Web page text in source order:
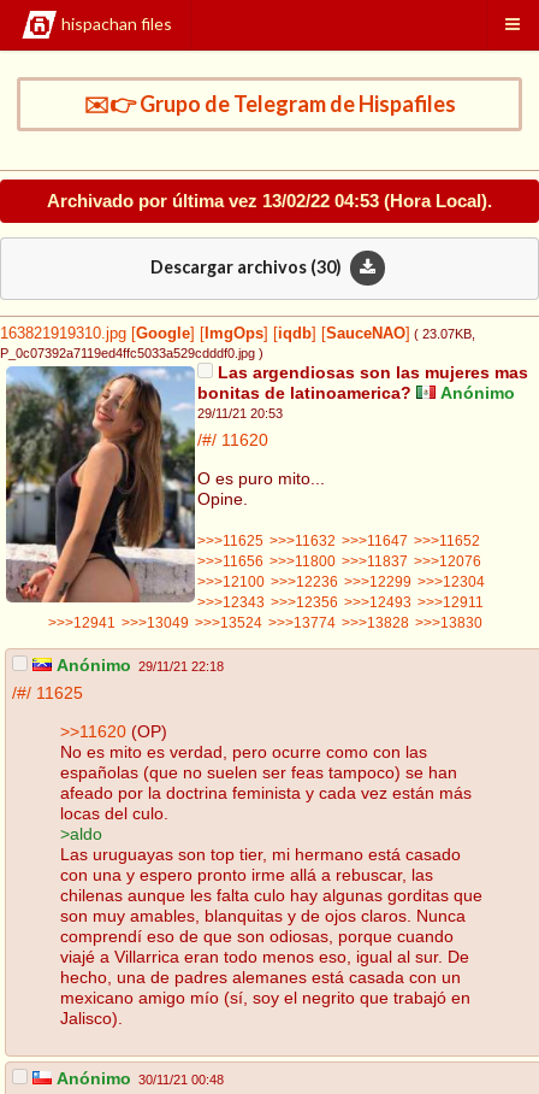
hispachan files
✉️👉 Grupo de Telegram de Hispafiles
Archivado por última vez 13/02/22 04:53 (Hora Local).
Descargar archivos (30)
163821919310.jpg Google ImgOps iqdb SauceNAO ( 23.07KB
P_0c07392a7119ed4ffc5033a529cdddf0.jpg )
Las argendiosas son las mujeres mas
bonitas de latinoamerica?
Anónimo
29/11/21 20:53
/#/ 11620
O es puro mito...
Opine.
>>>11625 >>>11632 >>>11647 >>>11652
>>>11656 >>>11800 >>>11837 >>>12076
>>>12100 >>>12236 >>>12299 >>>12304
>>>12343 >>>12356 >>>12493 >>>12911
>>>12941
>>>13049 >>>13524 >>>13774 >>>13828 >>>13830
Anónimo 29/11/21 22:18
/#/ 11625
>>11620 (OP)
No es mito es verdad, pero ocurre como con las
españolas (que no suelen ser feas tampoco) se han
afeado por la doctrina feminista y cada vez están más
locas del culo.
>aldo
Las uruguayas son top tier, mi hermano está casado
con una y espero pronto irme allá a rebuscar, las
chilenas aunque les falta culo hay algunas gorditas que
son muy amables, blanquitas y de ojos claros. Nunca
comprendí eso de que son odiosas, porque cuando
viajé a Villarrica eran todo menos eso, igual al sur. De
hecho, una de padres alemanes está casada con un
mexicano amigo mío (sí, soy el negrito que trabajó en
Jalisco).
Anónimo 30/11/21 00:48